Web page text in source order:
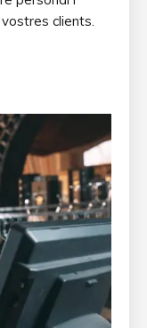
clients.